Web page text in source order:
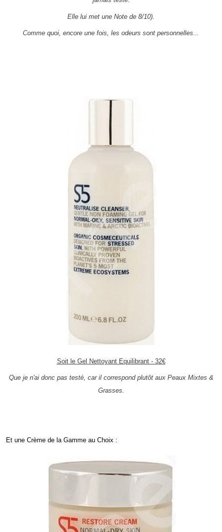
Elle lui met une Note de 8/10).
Comme quoi, encore une fois, les odeurs sont personnelles...
Soit le Gel Nettoyant Equilibrant - 32€
Que je n'ai donc pas testé, car il correspond plutôt aux Peaux Mixtes &
Grasses.
Et une Crème de la Gamme au Choix :